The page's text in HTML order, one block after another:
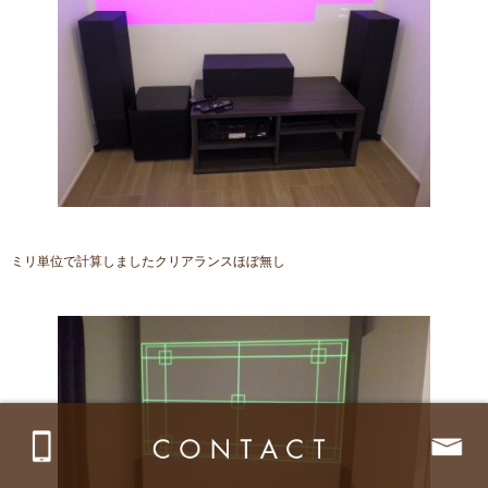
ミリ単位で計算しましたクリアランスほぼ無し